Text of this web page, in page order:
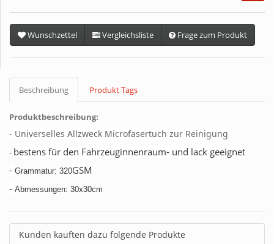
Wunschzettel Vergleichsliste Frage zum Produkt
Beschreibung Produkt Tags
Produktbeschreibung:
- Universelles Allzweck Microfasertuch zur Reinigung
- bestens für den Fahrzeuginnenraum- und lack geeignet
- Grammatur: 320GSM
- Abmessungen: 30x30cm
Kunden kauften dazu folgende Produkte